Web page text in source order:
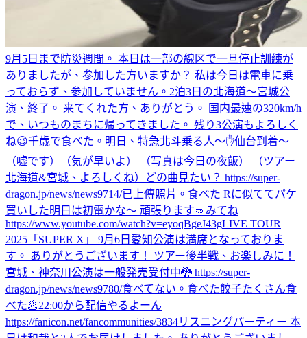
9月5日まで防災週間。 本日は一部の線区で一旦停止訓練が
ありましたが、参加した方いますか？ 私は今日は電車に乗
っておらず、参加していません。 2泊3日の北海道〜宮城公
演、終了。 来てくれた方、ありがとう。 国内最速の320km/h
で、いつものまちに帰ってきました。 残り3公演もよろしく
ね😉千歳で食べた。 明日、特急北斗乗る人〜✋仙台到着〜
（嘘です）（気が早いよ） （写真は今日の夜飯） （ツアー
北海道&宮城、よろしくね）
どの曲見たい？ https://super-
dragon.jp/news/news9714/已上傳照片。 食べた Rに似ててパケ
買いした明日は初電かな〜 頑張ります🤜 みてね
https://www.youtube.com/watch?v=eyoqBgeJ43gLIVE TOUR
2025「SUPER X」 9月6日愛知公演は満席となっておりま
す。 ありがとうございます！ ツアー後半戦、お楽しみに！
宮城、神奈川公演は一般発売受付中🐉 https://super-
dragon.jp/news/news9780/食べてない。 食べた餃子たくさん食
べた🥟22:00から配信やるよーん
https://fanicon.net/fancommunities/3834リスニングパーティー 本